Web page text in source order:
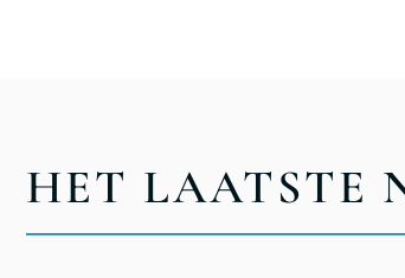
HET LAATSTE